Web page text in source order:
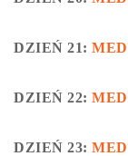
DZIEŃ 21:
DZIEŃ 22:
DZIEŃ 23: